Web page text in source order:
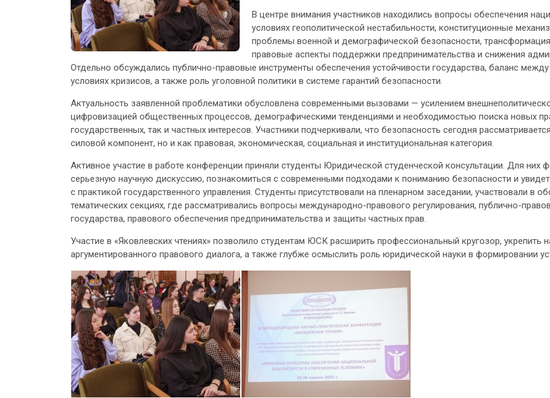
В центре внимания участников находились вопросы обеспечения
условиях геополитической нестабильности, конституционные
проблемы военной и демографической безопасности,
правовые аспекты поддержки предпринимательства и снижения
Отдельно обсуждались публично-правовые инструменты обеспечения устойчивости государства, баланс
условиях кризисов, а также роль уголовной политики в системе гарантий безопасности.
Актуальность заявленной проблематики обусловлена современными вызовами — усилением
цифровизацией общественных процессов, демографическими тенденциями и необходимостью поиска новых
государственных, так и частных интересов. Участники подчеркивали, что безопасность сегодня
силовой компонент, но и как правовая, экономическая, социальная и институциональная категория.
Активное участие в работе конференции приняли студенты Юридической студенческой консультации. Для
серьезную научную дискуссию, познакомиться с современными подходами к пониманию безопасности и
с практикой государственного управления. Студенты присутствовали на пленарном заседании, участвовали в
тематических секциях, где рассматривались вопросы международно-правового регулирования, публично-
государства, правового обеспечения предпринимательства и защиты частных прав.
Участие в «Яковлевских чтениях» позволило студентам ЮСК расширить профессиональный кругозор, укрепить
аргументированного правового диалога, а также глубже осмыслить роль юридической науки в формировании